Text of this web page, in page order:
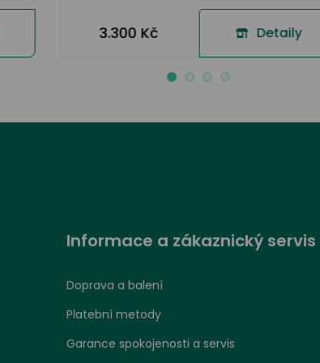
3.300 Kč Detaily
Informace a zákaznický servis
Doprava a balení
Platební metody
Garance spokojenosti a servis